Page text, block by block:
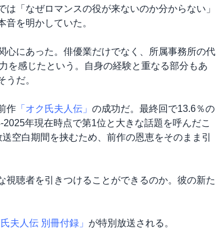
「なぜロマンスの役が来ないのか分からない」
を明かしていた。
心にあった。俳優業だけでなく、所属事務所の代
を感じたという。自身の経験と重なる部分もあ
うだ。
作 「オク氏夫人伝」 の成功だ。最終回で13.6％の
年現在時点で第1位と大きな話題を呼んだこ
空白期間を挟むため、前作の恩恵をそのまま引
聴者を引きつけることができるのか。彼の新た
氏夫人伝 別冊付録」 が特別放送される。